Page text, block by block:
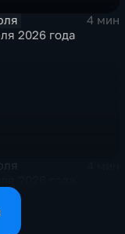
4 мин
2026 года